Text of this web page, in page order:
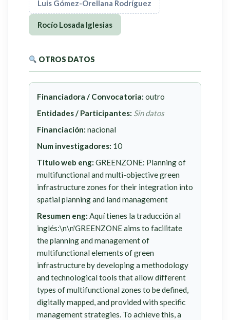
Luis Gómez-Orellana Rodríguez
Rocío Losada Iglesias
OTROS DATOS
Financiadora / Convocatoria: outro
Entidades / Participantes: Sin datos
Financiación: nacional
Num investigadores: 10
Titulo web eng: GREENZONE: Planning of
multifunctional and multi-objective green
infrastructure zones for their integration into
spatial planning and land management
Resumen eng: Aquí tienes la traducción al
inglés:\n\n'GREENZONE aims to facilitate
the planning and management of
multifunctional elements of green
infrastructure by developing a methodology
and technological tools that allow different
types of multifunctional zones to be defined,
digitally mapped, and provided with specific
management strategies. To achieve this, a